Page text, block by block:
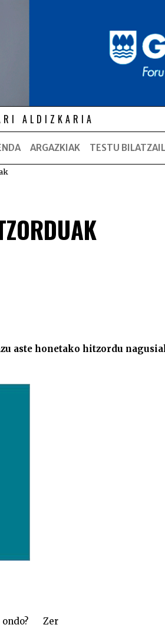
ALDIZKARIA
ARGAZKIAK TESTU
aste honetako hitzordu
Zer